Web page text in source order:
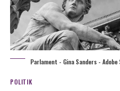
Parlament - Gina Sanders -
POLITIK